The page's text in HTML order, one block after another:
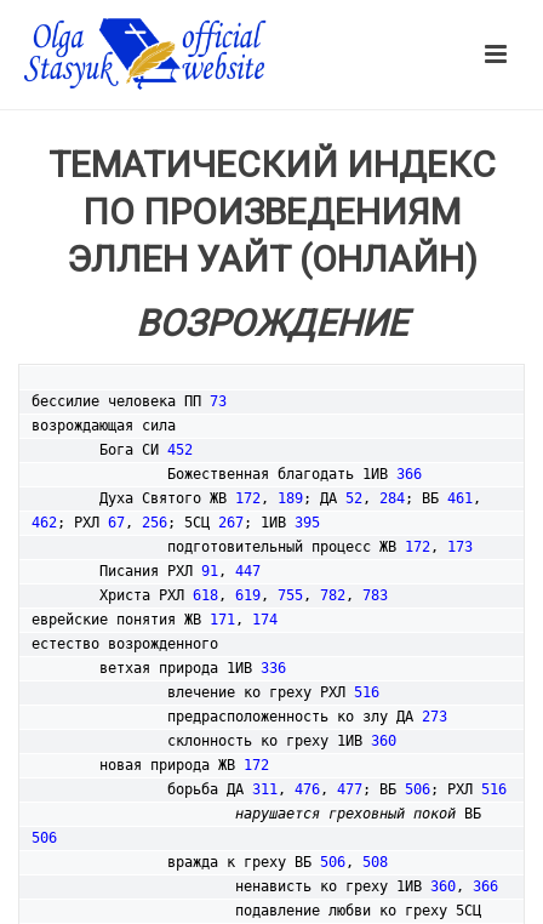
ТЕМАТИЧЕСКИЙ ИНДЕКС
ПО ПРОИЗВЕДЕНИЯМ
ЭЛЛЕН УАЙТ (ОНЛАЙН)
ВОЗРОЖДЕНИЕ
бессилие человека ПП 73
возрождающая сила
	Бога СИ
452
		Божественная благодать 1ИВ
366
	Духа Святого ЖВ
172, 189; ДА 52, 284; ВБ 461
462; РХЛ 67, 256; 5СЦ 267; 1ИВ 395
		подготовительный процесс ЖВ
172, 173
	Писания РХЛ
91, 447
	Христа РХЛ
618, 619, 755, 782, 783
еврейские понятия ЖВ 171, 174
естество возрожденного
	ветхая природа 1ИВ
336
		влечение ко греху РХЛ
516
		предрасположенность ко злу ДА
273
		склонность ко греху 1ИВ
360
	новая природа ЖВ
172
		борьба ДА
311, 476, 477; ВБ 506; РХЛ 516
нарушается греховный покой
506
		вражда к греху ВБ
506, 508
			ненависть ко греху 1ИВ
360, 366